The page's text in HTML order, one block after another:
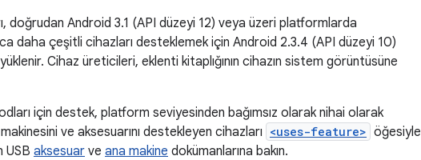
doğrudan Android 3.1 (API düzeyi 12) veya üzeri platformlarda
daha çeşitli cihazları desteklemek için Android 2.3.4 (API düzeyi 10)
Cihaz üreticileri, eklenti kitaplığının cihazın sistem görüntüsüne
için destek, platform seviyesinden bağımsız olarak nihai olarak
makinesini ve aksesuarını destekleyen cihazları <uses-feature> öğesiyle
USB aksesuar ve ana makine dokümanlarına bakın.